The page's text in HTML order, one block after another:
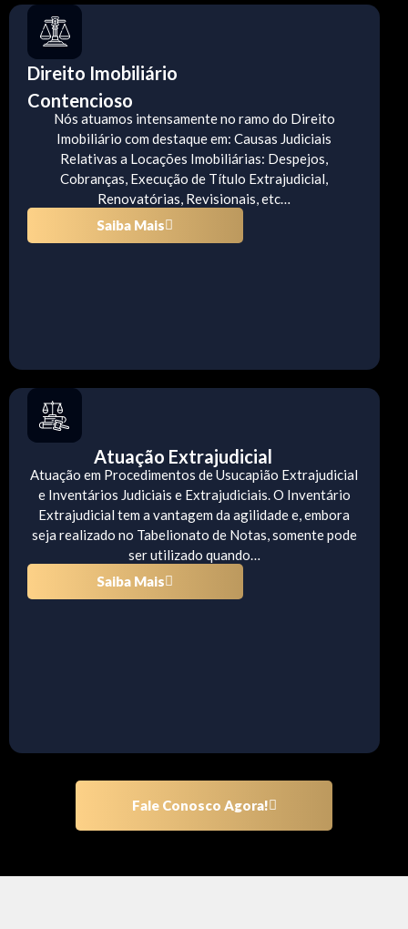
Direito Imobiliário
Contencioso
Nós atuamos intensamente no ramo do Direito
Imobiliário com destaque em: Causas Judiciais
Relativas a Locações Imobiliárias: Despejos,
Cobranças, Execução de Título Extrajudicial,
Renovatórias, Revisionais, etc…
Saiba Mais
Atuação Extrajudicial
Atuação em Procedimentos de Usucapião Extrajudicial
e Inventários Judiciais e Extrajudiciais. O Inventário
Extrajudicial tem a vantagem da agilidade e, embora
seja realizado no Tabelionato de Notas, somente pode
ser utilizado quando…
Saiba Mais
Fale Conosco Agora!